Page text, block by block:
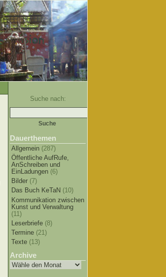
Suche nach:
Dauerthemen
Allgemein (287)
Öffentliche AufRufe,
AnSchreiben und
EinLadungen (6)
Bilder (7)
Das Buch KeTaN (10)
Kommunikation zwischen
Kunst und Verwaltung
(11)
Leserbriefe (8)
Termine (21)
Texte (13)
Archive